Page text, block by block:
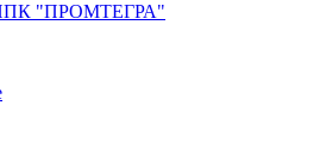
"ПРОМТЕГРА"